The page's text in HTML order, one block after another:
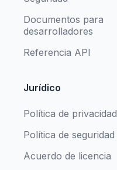
Documentos para
desarrolladores
Referencia API
Jurídico
Política de privacidad
Política de seguridad
Acuerdo de licencia